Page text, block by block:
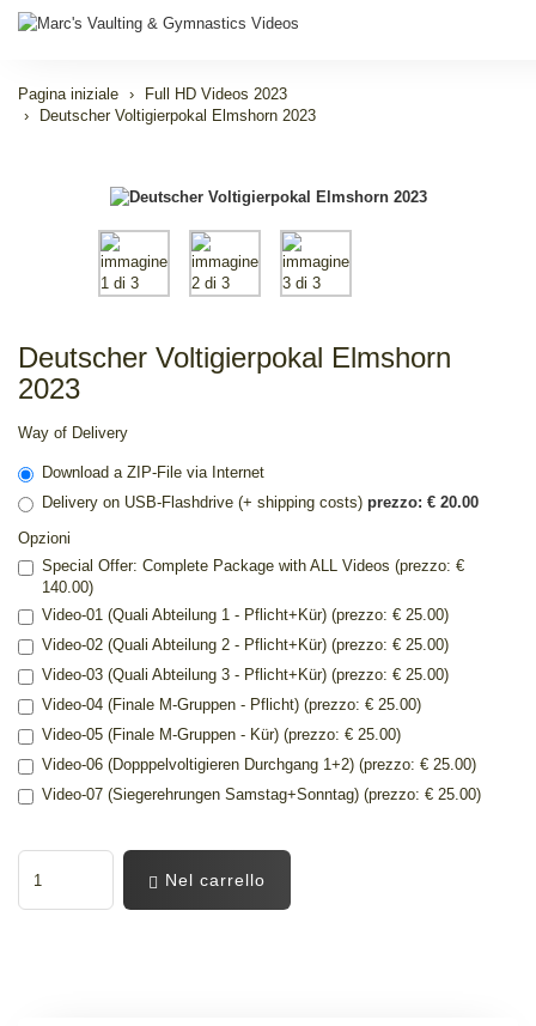
Pagina iniziale
Full HD Videos 2023
Deutscher Voltigierpokal Elmshorn 2023
Deutscher Voltigierpokal Elmshorn
2023
Way of Delivery
Download a ZIP-File via Internet
Delivery on USB-Flashdrive (+ shipping costs) prezzo: € 20.00
Opzioni
Special Offer: Complete Package with ALL Videos (prezzo: €
140.00)
Video-01 (Quali Abteilung 1 - Pflicht+Kür) (prezzo: € 25.00)
Video-02 (Quali Abteilung 2 - Pflicht+Kür) (prezzo: € 25.00)
Video-03 (Quali Abteilung 3 - Pflicht+Kür) (prezzo: € 25.00)
Video-04 (Finale M-Gruppen - Pflicht) (prezzo: € 25.00)
Video-05 (Finale M-Gruppen - Kür) (prezzo: € 25.00)
Video-06 (Dopppelvoltigieren Durchgang 1+2) (prezzo: € 25.00)
Video-07 (Siegerehrungen Samstag+Sonntag) (prezzo: € 25.00)
Nel carrello